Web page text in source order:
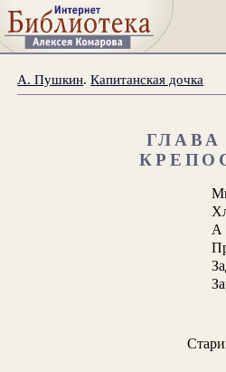
А. Пушкин.Капитанская дочка
А